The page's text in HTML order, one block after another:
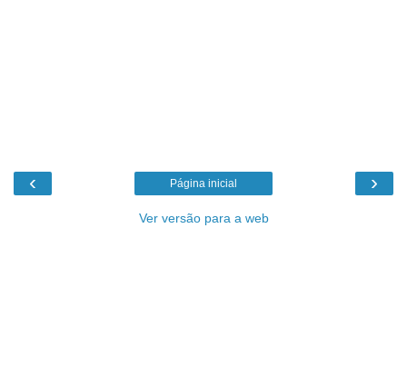
‹ ›
Página inicial
Ver versão para a web